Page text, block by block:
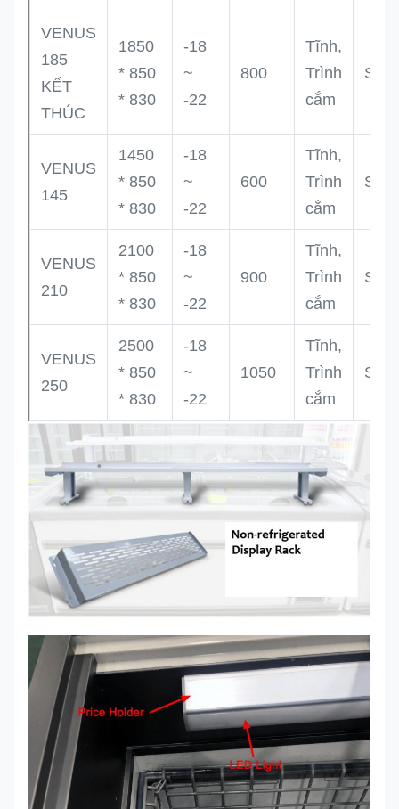
VENUS
185
KẾT
THÚC
1850
* 850
* 830
-18
~
-22
800
Tĩnh,
Trình
cắm
VENUS
145
1450
* 850
* 830
-18
~
-22
600
Tĩnh,
Trình
cắm
VENUS
210
2100
* 850
* 830
-18
~
-22
900
Tĩnh,
Trình
cắm
VENUS
250
2500
* 850
* 830
-18
~
-22
1050
Tĩnh,
Trình
cắm